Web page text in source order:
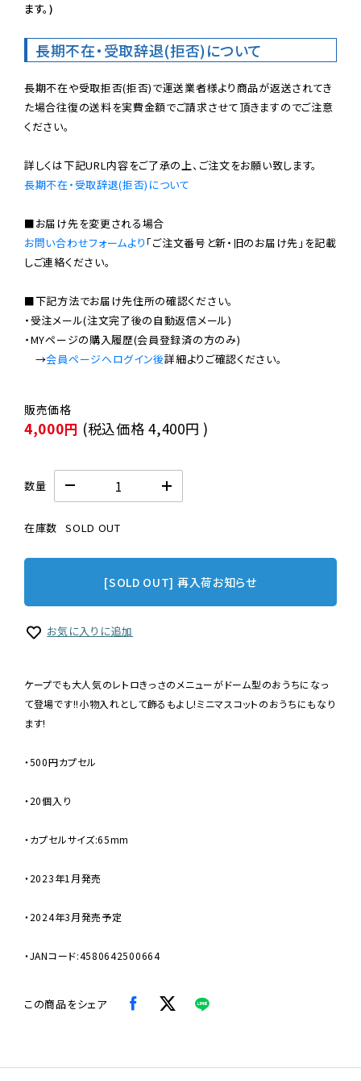
ます。)
長期不在・受取辞退(拒否)について
長期不在や受取拒否(拒否)で運送業者様より商品が返送されてき
た場合往復の送料を実費金額でご請求させて頂きますのでご注意
ください。
長期不在・受取辞退(拒否)について
お問い合わせフォームより 「ご注文番号と新・旧のお届け先」を記載
しご連絡ください。
■下記方法でお届け先住所の確認ください。
・受注メール(注文完了後の自動返信メール)
・MYページの購入履歴(会員登録済の方のみ)
→会員ページへログイン後
4,000円 (税込価格4,400円 )
数量
在庫数 SOLD OUT
[SOLD OUT] 再入荷お知らせ
お気に入りに追加
ケープでも大人気のレトロきっさのメニューがドーム型のおうちになっ
て登場です!!小物入れとして飾るもよし!ミニマスコットのおうちにもなり
ます!
・500円カプセル
・20個入り
・カプセルサイズ:65mm
・2023年1月発売
・2024年3月発売予定
・JANコード:4580642500664
この商品をシェア